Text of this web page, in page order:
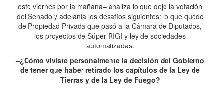
este viernes por la mañana– analiza lo que dejó la votación
del Senado y adelanta los desafíos siguientes: lo que quedó
de Propiedad Privada que pasó a la Cámara de Diputados,
los proyectos de Súper-RIGI y ley de sociedades
automatizadas.
–¿Cómo viviste personalmente la decisión del Gobierno
de tener que haber retirado los capítulos de la Ley de
Tierras y de la Ley de Fuego?